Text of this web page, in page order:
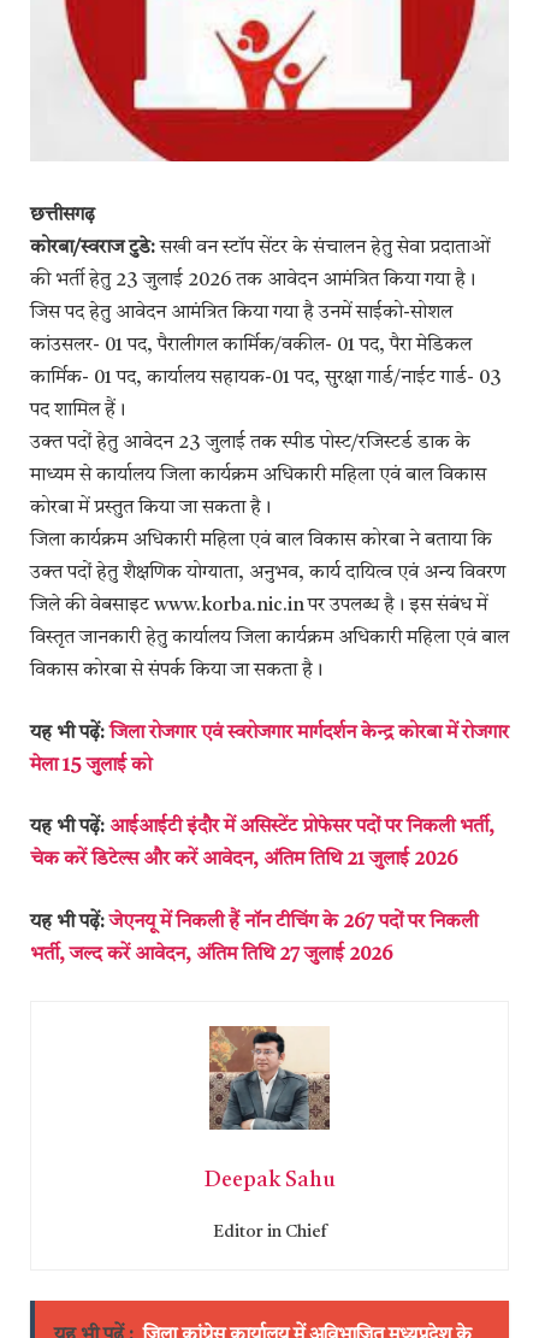
छत्तीसगढ़
कोरबा/स्वराज टुडे:सखी वन स्टॉप सेंटर के संचालन हेतु सेवा प्रदाताओं
की भर्ती हेतु 23 जुलाई 2026 तक आवेदन आमंत्रित किया गया है।
जिस पद हेतु आवेदन आमंत्रित किया गया है उनमें साईको-सोशल
कांउसलर- 01 पद, पैरालीगल कार्मिक/वकील- 01 पद, पैरा मेडिकल
कार्मिक- 01 पद, कार्यालय सहायक-01 पद, सुरक्षा गार्ड/नाईट गार्ड- 03
पद शामिल हैं।
उक्त पदों हेतु आवेदन 23 जुलाई तक स्पीड पोस्ट/रजिस्टर्ड डाक के
माध्यम से कार्यालय जिला कार्यक्रम अधिकारी महिला एवं बाल विकास
कोरबा में प्रस्तुत किया जा सकता है।
जिला कार्यक्रम अधिकारी महिला एवं बाल विकास कोरबा ने बताया कि
उक्त पदों हेतु शैक्षणिक योग्याता, अनुभव, कार्य दायित्व एवं अन्य विवरण
जिले की वेबसाइट www.korba.nic.in पर उपलब्ध है। इस संबंध में
विस्तृत जानकारी हेतु कार्यालय जिला कार्यक्रम अधिकारी महिला एवं बाल
विकास कोरबा से संपर्क किया जा सकता है।
यह भी पढ़ें:जिला रोजगार एवं स्वरोजगार मार्गदर्शन केन्द्र कोरबा में रोजगार
मेला 15 जुलाई को
यह भी पढ़ें: आईआईटी इंदौर में असिस्टेंट प्रोफेसर पदों पर निकली भर्ती,
चेक करें डिटेल्स और करें आवेदन, अंतिम तिथि 21 जुलाई 2026
यह भी पढ़ें:जेएनयू में निकली हैं नॉन टीचिंग के 267 पदों पर निकली
भर्ती, जल्द करें आवेदन, अंतिम तिथि 27 जुलाई 2026
Deepak Sahu
Editor in Chief